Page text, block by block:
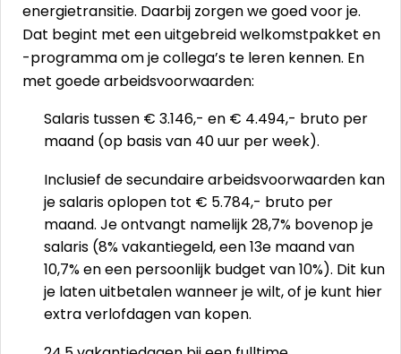
energietransitie. Daarbij zorgen we goed voor je.
Dat begint met een uitgebreid welkomstpakket en
-programma om je collega’s te leren kennen. En
met goede arbeidsvoorwaarden:
Salaris tussen € 3.146,- en € 4.494,- bruto per
maand (op basis van 40 uur per week).
Inclusief de secundaire arbeidsvoorwaarden kan
je salaris oplopen tot € 5.784,- bruto per
maand. Je ontvangt namelijk 28,7% bovenop je
salaris (8% vakantiegeld, een 13e maand van
10,7% en een persoonlijk budget van 10%). Dit kun
je laten uitbetalen wanneer je wilt, of je kunt hier
extra verlofdagen van kopen.